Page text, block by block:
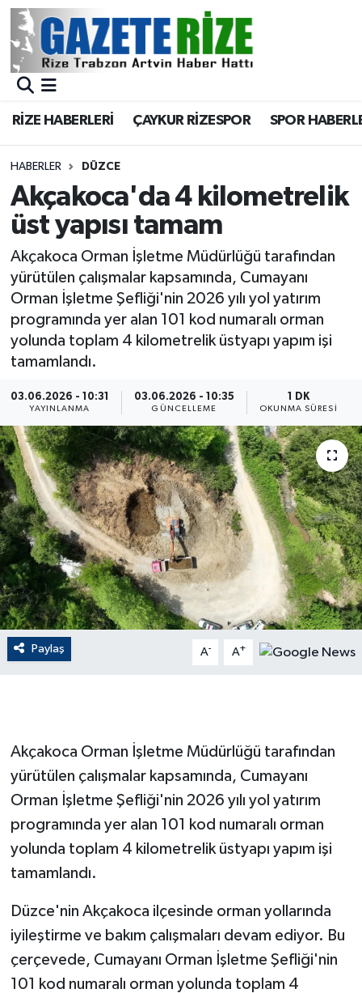
RİZE HABERLERİ ÇAYKUR RİZESPOR SPOR
HABERLER DÜZCE
Akçakoca'da 4 kilometrelik
üst yapısı tamam
Akçakoca Orman İşletme Müdürlüğü tarafından
yürütülen çalışmalar kapsamında, Cumayanı
Orman İşletme Şefliği'nin 2026 yılı yol yatırım
programında yer alan 101 kod numaralı orman
yolunda toplam 4 kilometrelik üstyapı yapım işi
tamamlandı.
03.06.2026 - 10:31
YAYINLANMA
03.06.2026 - 10:35
GÜNCELLEME
1 DK
OKUNMA SÜRESI
Paylaş A- A+
Akçakoca Orman İşletme Müdürlüğü tarafından
yürütülen çalışmalar kapsamında, Cumayanı
Orman İşletme Şefliği'nin 2026 yılı yol yatırım
programında yer alan 101 kod numaralı orman
yolunda toplam 4 kilometrelik üstyapı yapım işi
tamamlandı.
Düzce'nin Akçakoca ilçesinde orman yollarında
iyileştirme ve bakım çalışmaları devam ediyor. Bu
çerçevede, Cumayanı Orman İşletme Şefliği'nin
101 kod numaralı orman yolunda toplam 4
BÖLGEMİZ
Asayiş
Rize Jandarma Komutanlığı
Bilim Teknoloji
Advertising news
Canlı Maç
ÇEVRE
Dış Haberler
Dünya
EĞİTİM
EKONOMİ
English News
Finans
GÜNDEM
Güvenlik
İNSAN
İş Dünyası
Merkez Nöbetçi Eczaneler
Merkez Trafik Yoğunluk Haritası
Süper Lig Puan Durumu ve Fikstür
Tüm Manşetler
Son Dakika Haberleri
Haber Arşivi